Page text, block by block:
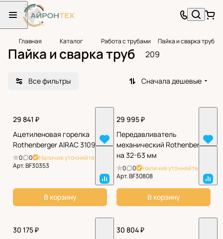
Главная Каталог Работа с трубами Пайка и сварка труб
Пайка и сварка труб 209
Все фильтры Сначала дешевые
29 841 ₽
Ацетиленовая горелка
Rothenberger AIRAC 31093
0 0
Наличие уточняйте
Арт.BF30353
В корзину
29 995 ₽
Передавливатель
механический Rothenberger
на 32-63 мм
0 0
Наличие уточняйте
Арт.BF30808
В корзину
30 175 ₽
30 804 ₽